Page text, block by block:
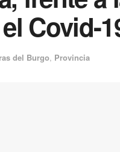
Covid-
del Burgo, Provincia